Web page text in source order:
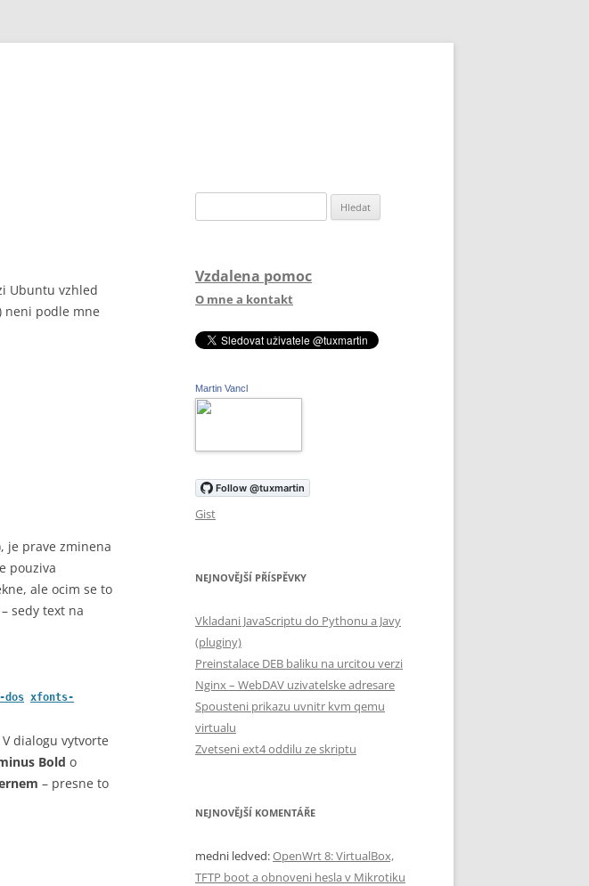
Ubuntu vzhled
neni podle mne
je prave zminena
pouziva
ale ocim se to
sedy text na
dos xfonts-
V dialogu vytvorte
Bold o
– presne to
Vzdalena pomoc
O mne a kontakt
Martin Vancl
Gist
NEJNOVĚJŠÍ PŘÍSPĚVKY
Vkladani JavaScriptu do Pythonu a Javy
(pluginy)
Preinstalace DEB baliku na urcitou verzi
Nginx – WebDAV uzivatelske adresare
Spousteni prikazu uvnitr kvm qemu
virtualu
Zvetseni ext4 oddilu ze skriptu
NEJNOVĚJŠÍ KOMENTÁŘE
medni ledved:OpenWrt 8: VirtualBox,
TFTP boot a obnoveni hesla v Mikrotiku